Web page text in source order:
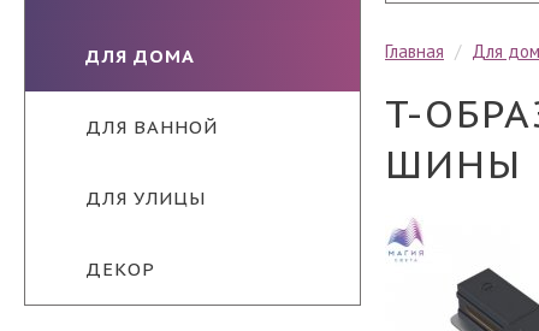
ДЛЯ ДОМА
ДЛЯ ВАННОЙ
ДЛЯ УЛИЦЫ
ДЕКОР
Главная / Для
T-
ШИНЫ